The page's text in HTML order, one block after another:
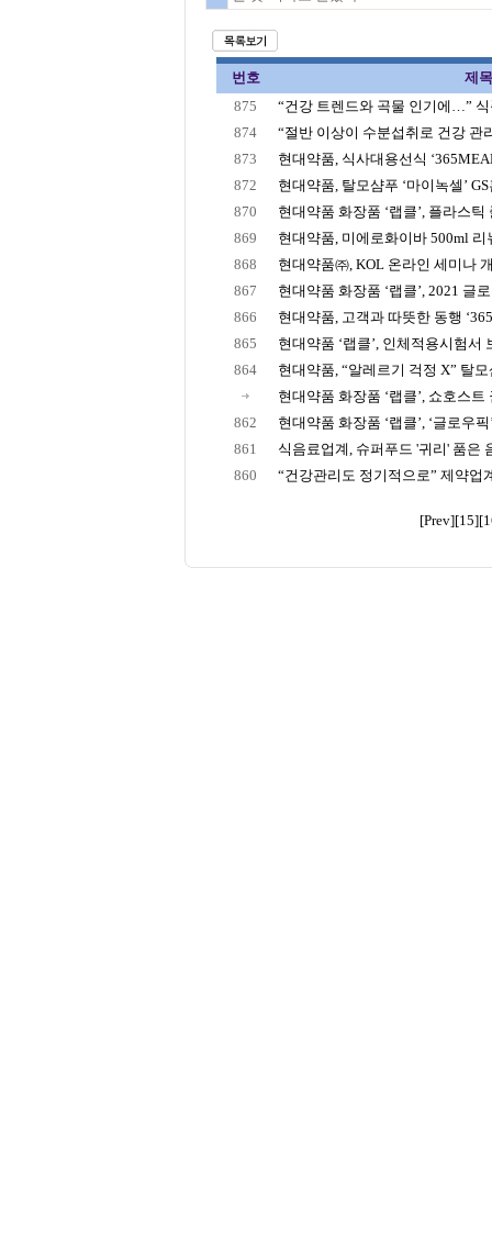
번호
제목
875
“건강 트렌드와 곡물 인기에…” 식
874
“절반 이상이 수분섭취로 건강 관
873
현대약품, 식사대용선식
872
현대약품, 탈모샴푸 ‘마이녹셀’
870
현대약품 화장품 ‘랩클’, 플라스틱
869
현대약품, 미에로화이바 500ml 리
868
현대약품㈜, KOL 온라인 세미나
867
현대약품 화장품 ‘랩클’, 2021 글
866
현대약품, 고객과 따뜻한 동행
865
현대약품 ‘랩클’, 인체적용시험서
864
현대약품, “알레르기 걱정 X” 탈모
현대약품 화장품 ‘랩클’, 쇼호스트
862
현대약품 화장품 ‘랩클’, ‘글로우픽
861
식음료업계, 슈퍼푸드 '귀리' 품은
860
“건강관리도 정기적으로” 제약업
[Prev][15]